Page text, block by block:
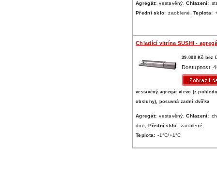
Agregát: vestavěný,Chlazení:
Přední sklo: zaoblené,Teplota:
Chladící vitrína SUSHI -
39.000 Kč bez
Dostupnost:
vestavěný agregát vlevo (z
obsluhy), posuvná zadní dvířka
Agregát: vestavěný,Chlazení:
dno, Přední sklo: zaoblené,
Teplota: -1°C/+1°C